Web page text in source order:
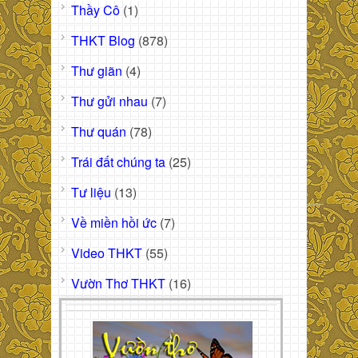
Thầy Cô (1)
THKT Blog (878)
Thư giãn (4)
Thư gửi nhau (7)
Thư quán (78)
Trái đất chúng ta (25)
Tư liệu (13)
Về miền hồi ức (7)
Video THKT (55)
Vườn Thơ THKT (16)